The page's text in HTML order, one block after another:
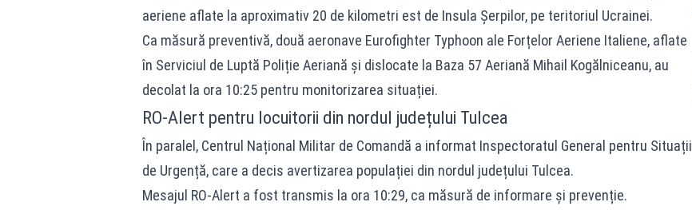
aeriene aflate la aproximativ 20 de kilometri est de Insula Șerpilor, pe teritoriul Ucrainei.
Ca măsură preventivă, două aeronave Eurofighter Typhoon ale Forțelor Aeriene Italiene, aflate
în Serviciul de Luptă Poliție Aeriană și dislocate la Baza 57 Aeriană Mihail Kogălniceanu, au
decolat la ora 10:25 pentru monitorizarea situației.
RO-Alert pentru locuitorii din nordul județului Tulcea
În paralel, Centrul Național Militar de Comandă a informat Inspectoratul General pentru Situații
de Urgență, care a decis avertizarea populației din nordul județului Tulcea.
Mesajul RO-Alert a fost transmis la ora 10:29, ca măsură de informare și prevenție.